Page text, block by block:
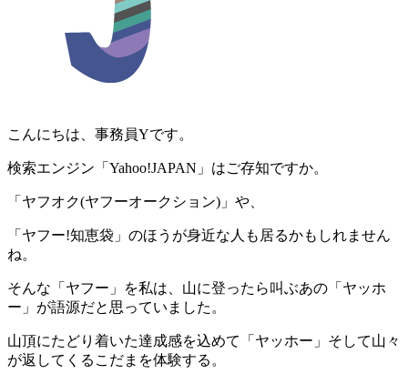
こんにちは、事務員Yです。
検索エンジン「Yahoo!JAPAN」はご存知ですか。
「ヤフオク(ヤフーオークション)」や、
「ヤフー!知恵袋」のほうが身近な人も居るかもしれません
ね。
そんな「ヤフー」を私は、山に登ったら叫ぶあの「ヤッホ
ー」が語源だと思っていました。
山頂にたどり着いた達成感を込めて「ヤッホー」そして山々
が返してくるこだまを体験する。